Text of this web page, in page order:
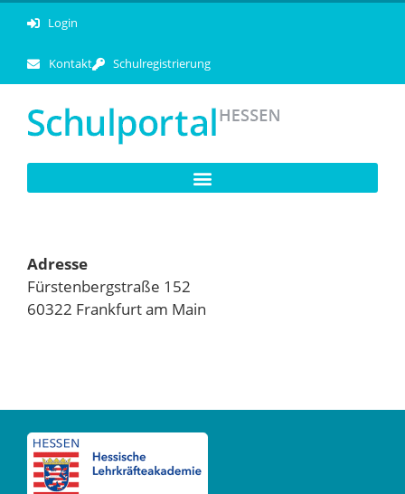
Login
Kontakt Schulregistrierung
Adresse
Fürstenbergstraße 152
60322 Frankfurt am Main